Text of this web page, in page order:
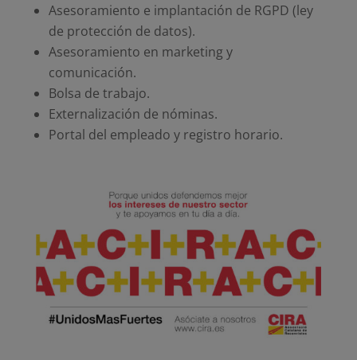
Asesoramiento e implantación de RGPD (ley
de protección de datos).
Asesoramiento en marketing y
comunicación.
Bolsa de trabajo.
Externalización de nóminas.
Portal del empleado y registro horario.